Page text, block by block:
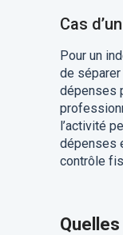
Cas
Pour un
de
dépenses
l’activité
dépenses
contrôle